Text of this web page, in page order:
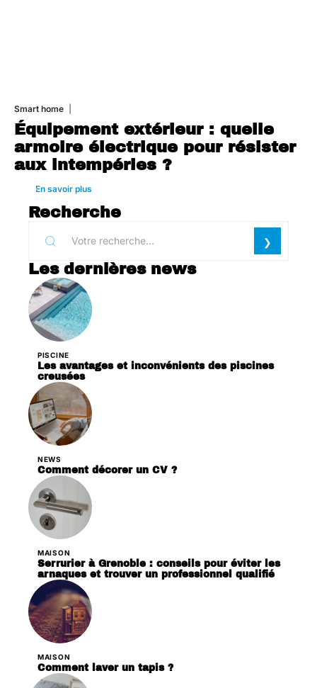
Smart home
Équipement extérieur : quelle
armoire électrique pour résister
aux intempéries ?
En savoir plus
Recherche
Les dernières news
PISCINE
Les avantages et inconvénients des piscines
creusées
NEWS
Comment décorer un CV ?
MAISON
Serrurier à Grenoble : conseils pour éviter les
arnaques et trouver un professionnel qualifié
MAISON
Comment laver un tapis ?